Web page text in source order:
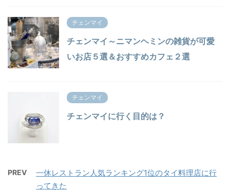
チェンマイ
チェンマイ～ニマンヘミンの雑貨が可愛
いお店５選＆おすすめカフェ２選
チェンマイ
チェンマイに行く目的は？
PREV
一休レストラン人気ランキング1位のタイ料理店に行
ってきた